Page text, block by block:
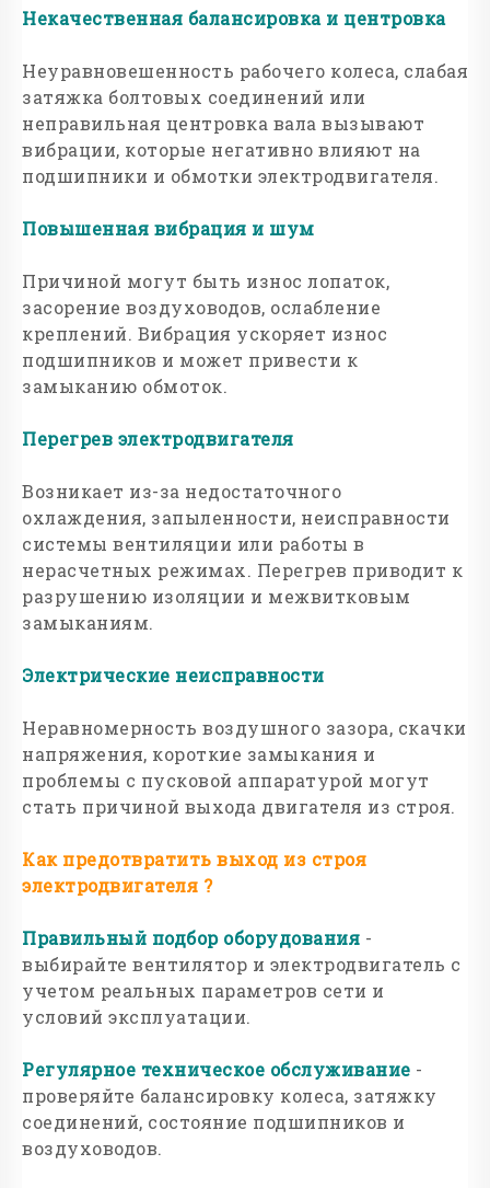
Некачественная балансировка и центровка
Неуравновешенность рабочего колеса, слабая
затяжка болтовых соединений или
неправильная центровка вала вызывают
вибрации, которые негативно влияют на
подшипники и обмотки электродвигателя.
Повышенная вибрация и шум
Причиной могут быть износ лопаток,
засорение воздуховодов, ослабление
креплений. Вибрация ускоряет износ
подшипников и может привести к
замыканию обмоток.
Перегрев электродвигателя
Возникает из-за недостаточного
охлаждения, запыленности, неисправности
системы вентиляции или работы в
нерасчетных режимах. Перегрев приводит к
разрушению изоляции и межвитковым
замыканиям.
Электрические неисправности
Неравномерность воздушного зазора, скачки
напряжения, короткие замыкания и
проблемы с пусковой аппаратурой могут
стать причиной выхода двигателя из строя.
Как предотвратить выход из строя
электродвигателя ?
Правильный подбор оборудования -
выбирайте вентилятор и электродвигатель с
учетом реальных параметров сети и
условий эксплуатации.
Регулярное техническое обслуживание -
проверяйте балансировку колеса, затяжку
соединений, состояние подшипников и
воздуховодов.